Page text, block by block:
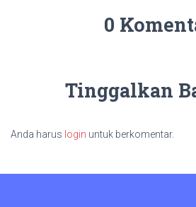
0
Tinggalkan
Anda harus login untuk berkomentar.